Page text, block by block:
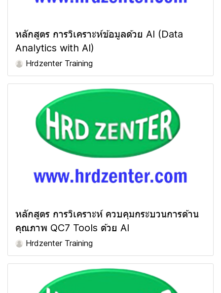
หลักสูตร การวิเคราะห์ข้อมูลด้วย AI (Data
Analytics with AI)
Hrdzenter Training
หลักสูตร การวิเคราะห์ ควบคุมกระบวนการด้าน
คุณภาพ QC7 Tools ด้วย AI
Hrdzenter Training